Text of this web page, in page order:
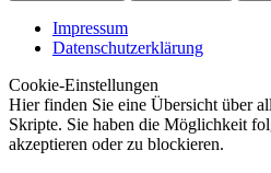
Impressum
Datenschutzerklärung
Cookie-Einstellungen
Hier finden Sie eine Übersicht über
Skripte. Sie haben die Möglichkeit
akzeptieren oder zu blockieren.